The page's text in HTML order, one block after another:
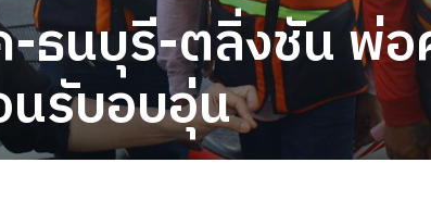
ธนบุรี-ตลิ่งชัน พ่
รับอบอุ่น